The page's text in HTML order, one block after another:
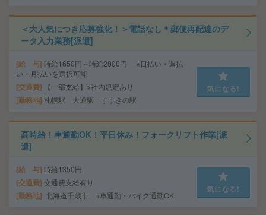
＜大人気につき応募強化！＞電話なし＊郵便再配達のデ
ータ入力業務[派遣]
給 与 時給1650円～時給2000円 ※日払い・週払
い・月払いを選択可能
交通費 【一部支給】※社内規定あり
勤務地 札幌駅 大通駅 すすきの駅
気になる!
高時給！車通勤OK！平日休み！フォークリフト作業[派
遣]
給 与 時給1350円
交通費 交通費支給有り
勤務地 北海道千歳市 ※車通勤・バイク通勤OK
気になる!